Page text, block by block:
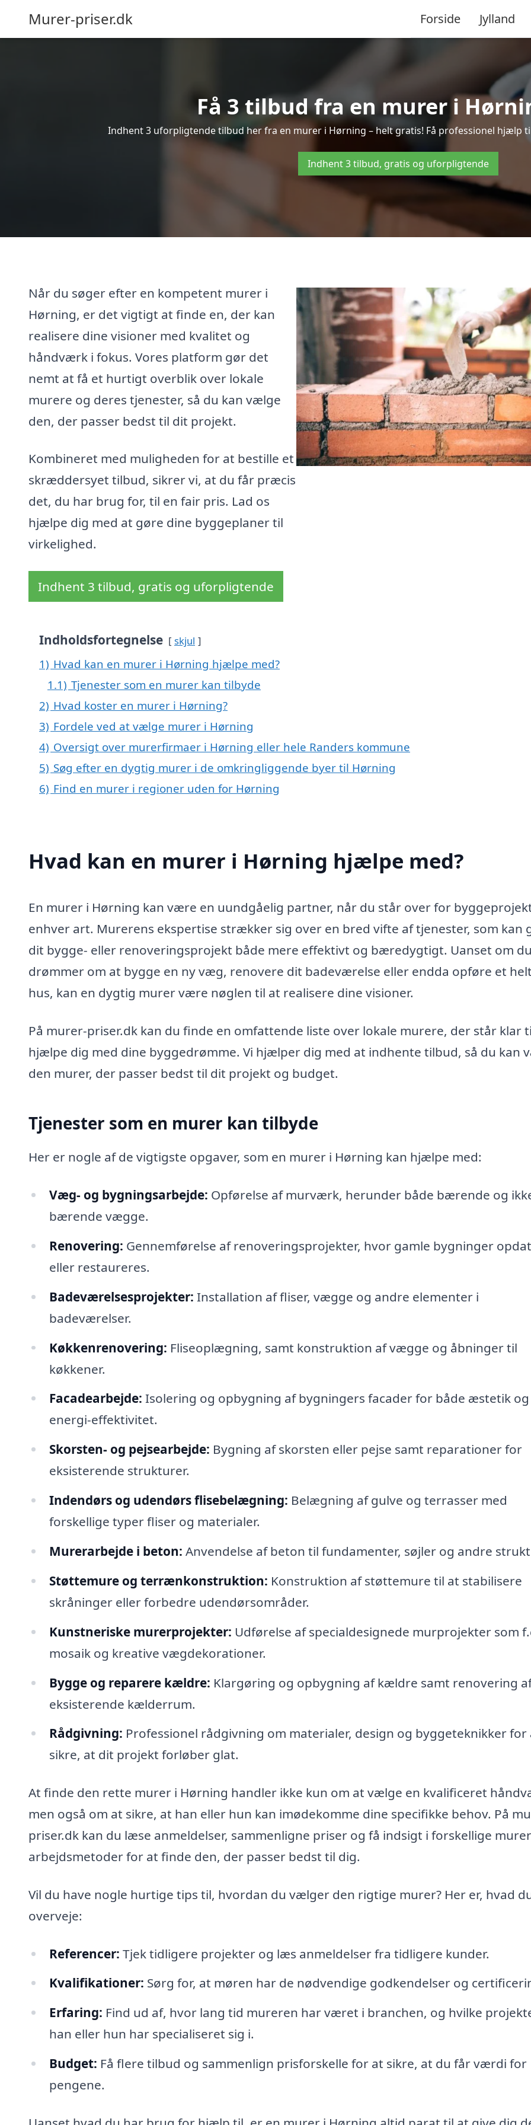
Murer-priser.dk Forside Jylland
Få 3 tilbud fra en murer i
Indhent 3 uforpligtende tilbud her fra en murer i Hørning – helt gratis! Få professionel hjælp
Indhent 3 tilbud, gratis og uforpligtende
Når du søger efter en kompetent murer i
Hørning, er det vigtigt at finde en, der kan
realisere dine visioner med kvalitet og
håndværk i fokus. Vores platform gør det
nemt at få et hurtigt overblik over lokale
murere og deres tjenester, så du kan vælge
den, der passer bedst til dit projekt.
Kombineret med muligheden for at bestille et
skræddersyet tilbud, sikrer vi, at du får præcis
det, du har brug for, til en fair pris. Lad os
hjælpe dig med at gøre dine byggeplaner til
virkelighed.
Indhent 3 tilbud, gratis og uforpligtende
Indholdsfortegnelse skjul
1) Hvad kan en murer i Hørning hjælpe med?
1.1) Tjenester som en murer kan tilbyde
2) Hvad koster en murer i Hørning?
3) Fordele ved at vælge murer i Hørning
4) Oversigt over murerfirmaer i Hørning eller hele Randers kommune
5) Søg efter en dygtig murer i de omkringliggende byer til Hørning
6) Find en murer i regioner uden for Hørning
Hvad kan en murer i Hørning hjælpe med?
En murer i Hørning kan være en uundgåelig partner, når du står over for
enhver art. Murerens ekspertise strækker sig over en bred vifte af tjenester, som kan
dit bygge- eller renoveringsprojekt både mere effektivt og bæredygtigt. Uanset om du
drømmer om at bygge en ny væg, renovere dit badeværelse eller endda opføre et
hus, kan en dygtig murer være nøglen til at realisere dine visioner.
På murer-priser.dk kan du finde en omfattende liste over lokale murere, der står klar
hjælpe dig med dine byggedrømme. Vi hjælper dig med at indhente tilbud, så du kan
den murer, der passer bedst til dit projekt og budget.
Tjenester som en murer kan tilbyde
Her er nogle af de vigtigste opgaver, som en murer i Hørning kan hjælpe med:
Væg- og bygningsarbejde: Opførelse af murværk, herunder både bærende og
bærende vægge.
Renovering: Gennemførelse af renoveringsprojekter, hvor gamle bygninger
eller restaureres.
Badeværelsesprojekter: Installation af fliser, vægge og andre elementer i
badeværelser.
Køkkenrenovering: Fliseoplægning, samt konstruktion af vægge og åbninger til
køkkener.
Facadearbejde: Isolering og opbygning af bygningers facader for både æstetik og
energi-effektivitet.
Skorsten- og pejsearbejde: Bygning af skorsten eller pejse samt reparationer for
eksisterende strukturer.
Indendørs og udendørs flisebelægning: Belægning af gulve og terrasser med
forskellige typer fliser og materialer.
Murerarbejde i beton: Anvendelse af beton til fundamenter, søjler og andre
Støttemure og terrænkonstruktion: Konstruktion af støttemure til at stabilisere
skråninger eller forbedre udendørsområder.
Kunstneriske murerprojekter: Udførelse af specialdesignede murprojekter som
mosaik og kreative vægdekorationer.
Bygge og reparere kældre: Klargøring og opbygning af kældre samt renovering
eksisterende kælderrum.
Rådgivning: Professionel rådgivning om materialer, design og byggeteknikker for
sikre, at dit projekt forløber glat.
At finde den rette murer i Hørning handler ikke kun om at vælge en kvalificeret
men også om at sikre, at han eller hun kan imødekomme dine specifikke behov. På
priser.dk kan du læse anmeldelser, sammenligne priser og få indsigt i forskellige
arbejdsmetoder for at finde den, der passer bedst til dig.
Vil du have nogle hurtige tips til, hvordan du vælger den rigtige murer? Her er, hvad
overveje:
Referencer: Tjek tidligere projekter og læs anmeldelser fra tidligere kunder.
Kvalifikationer: Sørg for, at møren har de nødvendige godkendelser og
Erfaring: Find ud af, hvor lang tid mureren har været i branchen, og hvilke
han eller hun har specialiseret sig i.
Budget: Få flere tilbud og sammenlign prisforskelle for at sikre, at du får værdi for
pengene.